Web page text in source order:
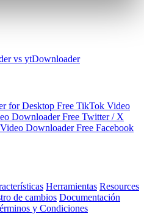
vs ytDownloader
for Desktop Free TikTok Video
DownloaderFree Twitter / X
DownloaderFree Facebook
Herramientas Resources
de cambios Documentación
y Condiciones